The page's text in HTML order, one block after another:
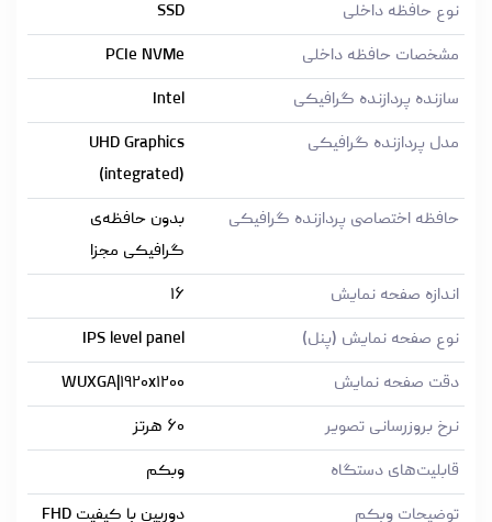
نوع حافظه داخلی
SSD
مشخصات حافظه داخلی
PCIe NVMe
سازنده پردازنده گرافیکی
Intel
مدل پردازنده گرافیکی
UHD Graphics
(integrated)
حافظه اختصاصی پردازنده گرافیکی
بدون حافظه‌ی
گرافیکی مجزا
اندازه صفحه نمایش
۱۶
نوع صفحه نمایش (پنل)
IPS level panel
دقت صفحه نمایش
WUXGA|۱۹۲۰x۱۲۰۰
نرخ بروزرسانی تصویر
۶۰ هرتز
قابلیت‌های دستگاه
وبکم
توضیحات وبکم
دوربین با کیفیت FHD